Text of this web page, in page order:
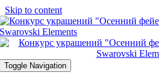
Skip to content
Toggle Navigation